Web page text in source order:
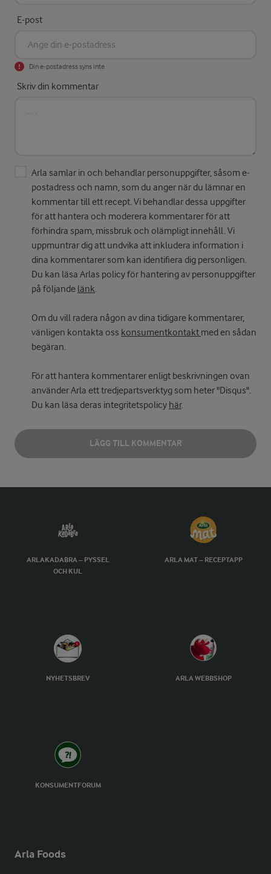
E-post
Din e-postadress syns inte
Skriv din kommentar
Arla samlar in och behandlar personuppgifter, såsom e-
postadress och namn, som du anger när du lämnar en
kommentar till ett recept. Vi behandlar dessa uppgifter
för att hantera och moderera kommentarer för att
förhindra spam, missbruk och olämpligt innehåll. Vi
uppmuntrar dig att undvika att inkludera information i
dina kommentarer som kan identifiera dig personligen.
Du kan läsa Arlas policy för hantering av personuppgifter
på följande länk.
Om du vill radera någon av dina tidigare kommentarer,
vänligen kontakta oss konsumentkontakt med en sådan
begäran.
För att hantera kommentarer enligt beskrivningen ovan
använder Arla ett tredjepartsverktyg som heter "Disqus".
Du kan läsa deras integritetspolicy här.
LÄGG TILL KOMMENTAR
ARLAKADABRA – PYSSEL
OCH KUL
ARLA MAT – RECEPTAPP
NYHETSBREV ARLA WEBBSHOP
KONSUMENTFORUM
Arla Foods